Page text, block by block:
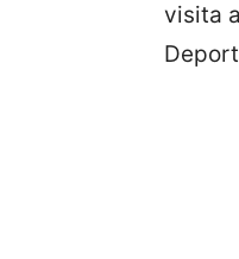
visita